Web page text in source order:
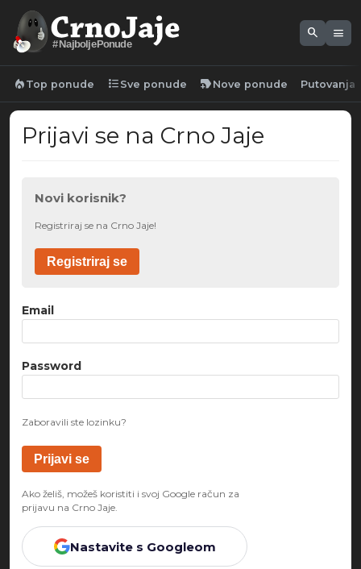
#NajboljePonude
search menu
local_fire_department Top ponude format_list_bulleted Sve ponude new_label Nove ponude Putovanja
Prijavi se na Crno Jaje
Novi korisnik?
Registriraj se na Crno Jaje!
Registriraj se
Email
Password
Zaboravili ste lozinku?
Ako želiš, možeš koristiti i svoj Google račun za
prijavu na Crno Jaje.
Nastavite s Googleom